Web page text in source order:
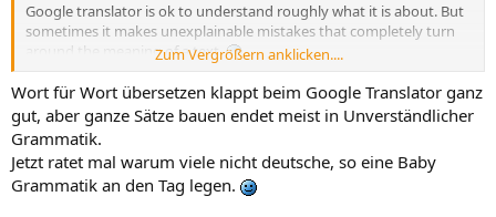
Google translator is ok to understand roughly what it is about. But
sometimes it makes unexplainable mistakes that completely turn
around the meaning of a text.
Better usehttps://www.deepl.com/translator
Zum Vergrößern anklicken....
Wort für Wort übersetzen klappt beim Google Translator ganz
gut, aber ganze Sätze bauen endet meist in Unverständlicher
Grammatik.
Jetzt ratet mal warum viele nicht deutsche, so eine Baby
Grammatik an den Tag legen.